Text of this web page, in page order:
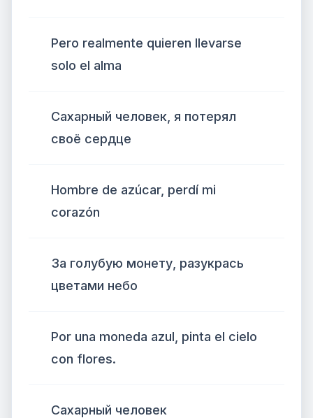
Pero realmente quieren llevarse
solo el alma
Сахарный человек, я потерял
своё сердце
Hombre de azúcar, perdí mi
corazón
За голубую монету, разукрась
цветами небо
Por una moneda azul, pinta el cielo
con flores.
Сахарный человек